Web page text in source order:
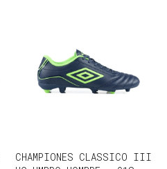
CHAMPIONES CLASSICO III